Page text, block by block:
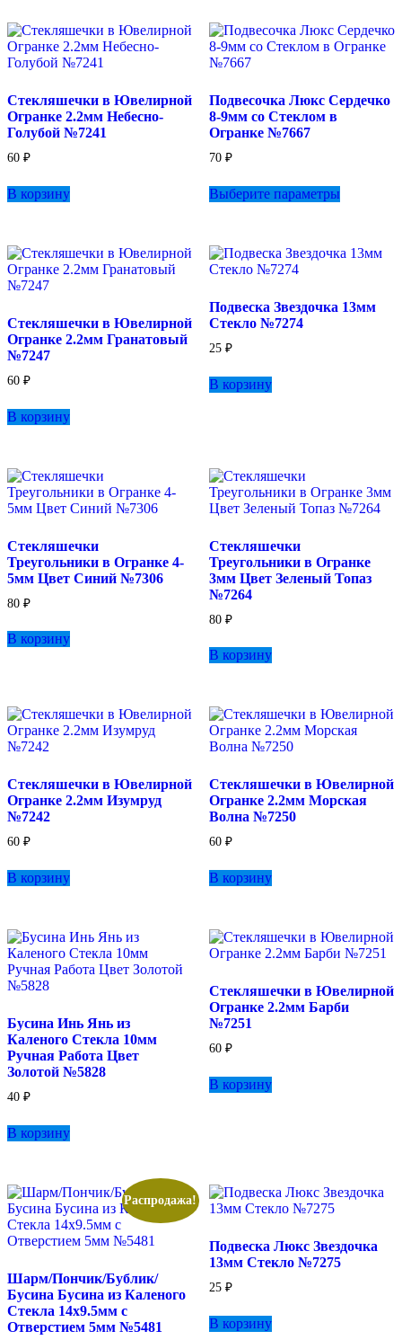
Стекляшечки в Ювелирной
Огранке 2.2мм Небесно-
Голубой №7241
60 ₽
В корзину
Подвесочка Люкс Сердечко
8-9мм со Стеклом в
Огранке №7667
70 ₽
Выберите параметрытовар
Опции
на
Стекляшечки в Ювелирной
Огранке 2.2мм Гранатовый
№7247
60 ₽
В корзину
Подвеска Звездочка 13мм
Стекло №7274
25 ₽
В корзину
Стекляшечки
Треугольники в Огранке 4-
5мм Цвет Синий №7306
80 ₽
В корзину
Стекляшечки
Треугольники в Огранке
3мм Цвет Зеленый Топаз
№7264
80 ₽
В корзину
Стекляшечки в Ювелирной
Огранке 2.2мм Изумруд
№7242
60 ₽
В корзину
Стекляшечки в Ювелирной
Огранке 2.2мм Морская
Волна №7250
60 ₽
В корзину
Бусина Инь Янь из
Каленого Стекла 10мм
Ручная Работа Цвет
Золотой №5828
40 ₽
В корзину
Стекляшечки в Ювелирной
Огранке 2.2мм Барби
№7251
60 ₽
В корзину
Распродажа!
Шарм/Пончик/Бублик/
Бусина Бусина из Каленого
Стекла 14х9.5мм с
Отверстием 5мм №5481
Подвеска Люкс Звездочка
13мм Стекло №7275
25 ₽
В корзину